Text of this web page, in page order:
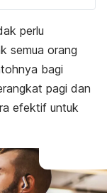
perlu
semua orang
bagi
pagi dan
efektif untuk